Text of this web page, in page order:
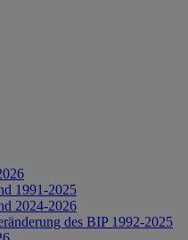
1991-2025
2024-2026
des BIP 1992-2025